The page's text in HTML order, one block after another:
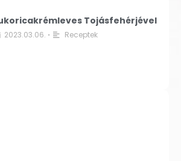
Tojásfehérjével
2023.03.06. • Receptek